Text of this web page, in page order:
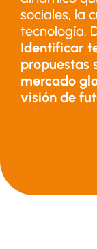
sociales, la
tecnología.
Identificar
propuestas
mercado
visión de